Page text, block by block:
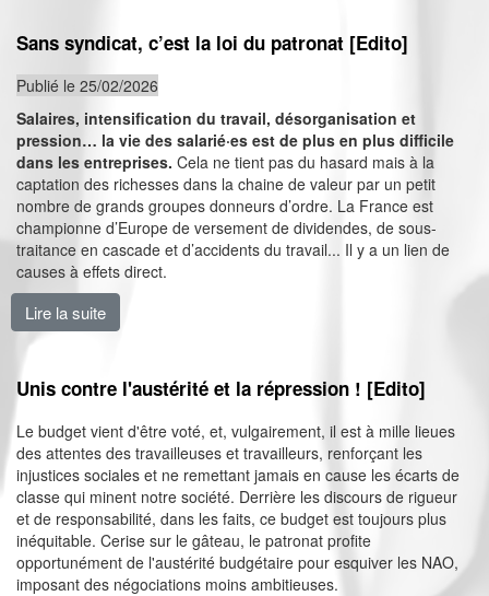
Sans syndicat, c’est la loi du patronat [Edito]
Publié le 25/02/2026
Salaires, intensification du travail, désorganisation et
pression… la vie des salarié·es est de plus en plus difficile
dans les entreprises. Cela ne tient pas du hasard mais à la
captation des richesses dans la chaine de valeur par un petit
nombre de grands groupes donneurs d’ordre. La France est
championne d’Europe de versement de dividendes, de sous-
traitance en cascade et d’accidents du travail... Il y a un lien de
causes à effets direct.
Lire la suite
Unis contre l'austérité et la répression ! [Edito]
Le budget vient d'être voté, et, vulgairement, il est à mille lieues
des attentes des travailleuses et travailleurs, renforçant les
injustices sociales et ne remettant jamais en cause les écarts de
classe qui minent notre société. Derrière les discours de rigueur
et de responsabilité, dans les faits, ce budget est toujours plus
inéquitable. Cerise sur le gâteau, le patronat profite
opportunément de l'austérité budgétaire pour esquiver les NAO,
imposant des négociations moins ambitieuses.